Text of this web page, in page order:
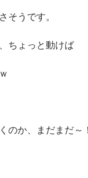
そうです。
ちょっと動けば
のか、まだまだ～